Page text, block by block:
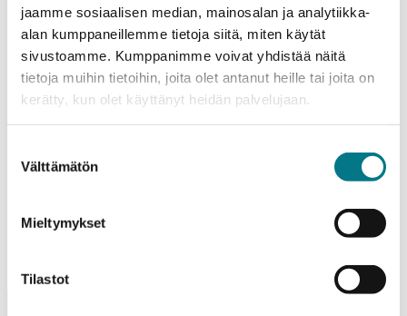
jaamme sosiaalisen median, mainosalan ja analytiikka-
alan kumppaneillemme tietoja siitä, miten käytät
sivustoamme. Kumppanimme voivat yhdistää näitä
tietoja muihin tietoihin, joita olet antanut heille tai joita on
kerätty, kun olet käyttänyt heidän palvelujaan.
valinta
Välttämätön
Mieltymykset
Tilastot
katoksia, pöytiä tai muita myyntikalusteita.
Tapahtumatorin myyntipaikat ovat maksuttomia.
Paikkoja on rajoitetusti, joten varaathan paikkasi
ajoissa.
muutoksiin ja myyjävalintoihin.
ILMOITTAUDU TAPAHTUMATORILLE